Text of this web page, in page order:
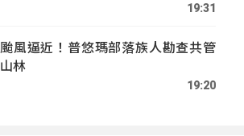
19:31
颱風逼近！普悠瑪部落族人勘查共管
山林
19:20